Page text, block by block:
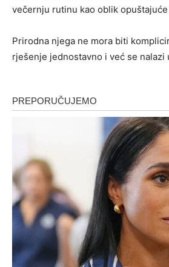
večernju rutinu kao oblik
Prirodna njega ne mora biti
rješenje jednostavno i već se nalazi